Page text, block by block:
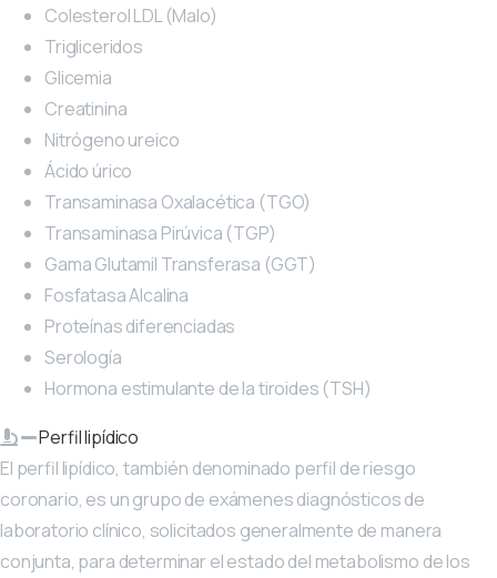
Colesterol LDL (Malo)
Trigliceridos
Glicemia
Creatinina
Nitrógeno ureico
Ácido úrico
Transaminasa Oxalacética (TGO)
Transaminasa Pirúvica (TGP)
Gama Glutamil Transferasa (GGT)
Fosfatasa Alcalina
Proteínas diferenciadas
Serología
Hormona estimulante de la tiroides (TSH)
Perfil lipídico
El perfil lipídico, también denominado perfil de riesgo
coronario, es un grupo de exámenes diagnósticos de
laboratorio clínico, solicitados generalmente de manera
conjunta, para determinar el estado del metabolismo de los